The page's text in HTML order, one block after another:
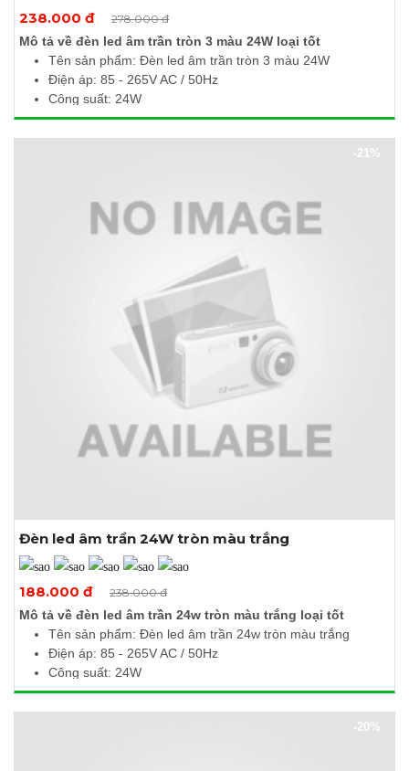
Xem thêm ảnh
238.000 đ 278.000 đ
Mô tả về đèn led âm trần tròn 3 màu 24W loại tốt
Tên sản phẩm: Đèn led âm trần tròn 3 màu 24W
Điện áp: 85 - 265V AC / 50Hz
Công suất: 24W
Quang thông: 2400Lm / 2280K / 2400Lm
Nhiệt độ màu: 6500K / 3000K / 4000K
-21%
Xem thêm ảnh
Đèn led âm trần 24W tròn màu trắng
188.000 đ 238.000 đ
Mô tả về đèn led âm trần 24w tròn màu trắng loại tốt
Tên sản phẩm: Đèn led âm trần 24w tròn màu trắng
Điện áp: 85 - 265V AC / 50Hz
Công suất: 24W
Quang thông: 2400lm
Nhiệt độ màu: 6000 - 6500K
-20%